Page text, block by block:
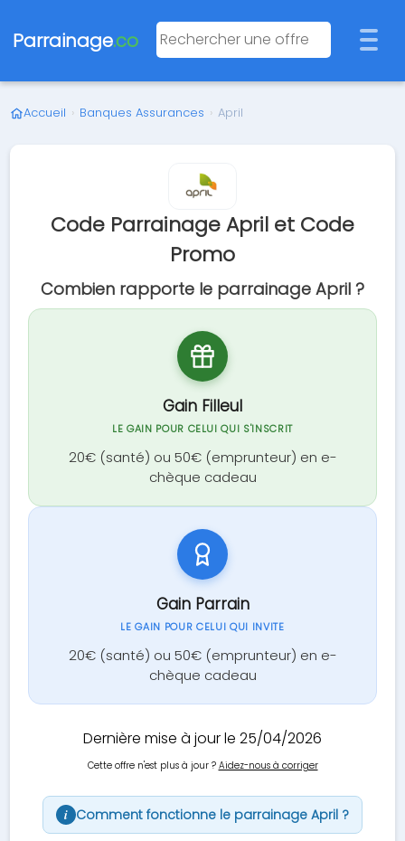
Parrainage.co
Accueil › Banques Assurances › April
Code Parrainage April et Code
Promo
Combien rapporte le parrainage April ?
Gain Filleul
LE GAIN POUR CELUI QUI S'INSCRIT
20€ (santé) ou 50€ (emprunteur) en e-
chèque cadeau
Gain Parrain
LE GAIN POUR CELUI QUI INVITE
20€ (santé) ou 50€ (emprunteur) en e-
chèque cadeau
Dernière mise à jour le 25/04/2026
Cette offre n'est plus à jour ? Aidez-nous à corriger
i Comment fonctionne le parrainage April ?